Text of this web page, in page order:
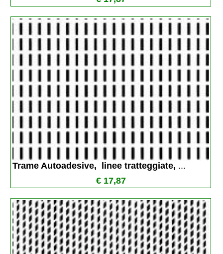
Trame Autoadesive,  linee tratteggiate, ...
€ 17,87